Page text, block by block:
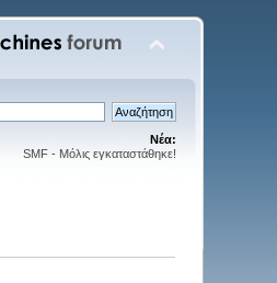
Νέα:
SMF - Μόλις εγκαταστάθηκε!